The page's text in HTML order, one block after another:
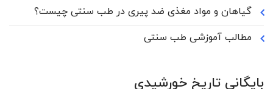
گیاهان و مواد مغذی ضد پیری در طب سنتی چیست؟
مطالب آموزشی طب سنتی
بایگانی تاریخ خورشیدی